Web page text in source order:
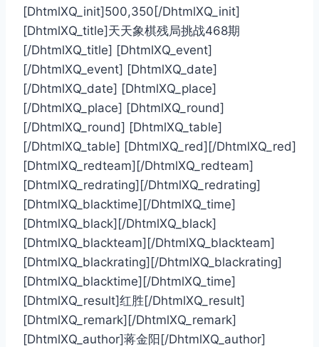
[DhtmlXQ_init]500,350[/DhtmlXQ_init]
[DhtmlXQ_title]天天象棋残局挑战468期
[/DhtmlXQ_title] [DhtmlXQ_event]
[/DhtmlXQ_event] [DhtmlXQ_date]
[/DhtmlXQ_date] [DhtmlXQ_place]
[/DhtmlXQ_place] [DhtmlXQ_round]
[/DhtmlXQ_round] [DhtmlXQ_table]
[/DhtmlXQ_table] [DhtmlXQ_red][/DhtmlXQ_red]
[DhtmlXQ_redteam][/DhtmlXQ_redteam]
[DhtmlXQ_redrating][/DhtmlXQ_redrating]
[DhtmlXQ_blacktime][/DhtmlXQ_time]
[DhtmlXQ_black][/DhtmlXQ_black]
[DhtmlXQ_blackteam][/DhtmlXQ_blackteam]
[DhtmlXQ_blackrating][/DhtmlXQ_blackrating]
[DhtmlXQ_blacktime][/DhtmlXQ_time]
[DhtmlXQ_result]红胜[/DhtmlXQ_result]
[DhtmlXQ_remark][/DhtmlXQ_remark]
[DhtmlXQ_author]蒋金阳[/DhtmlXQ_author]